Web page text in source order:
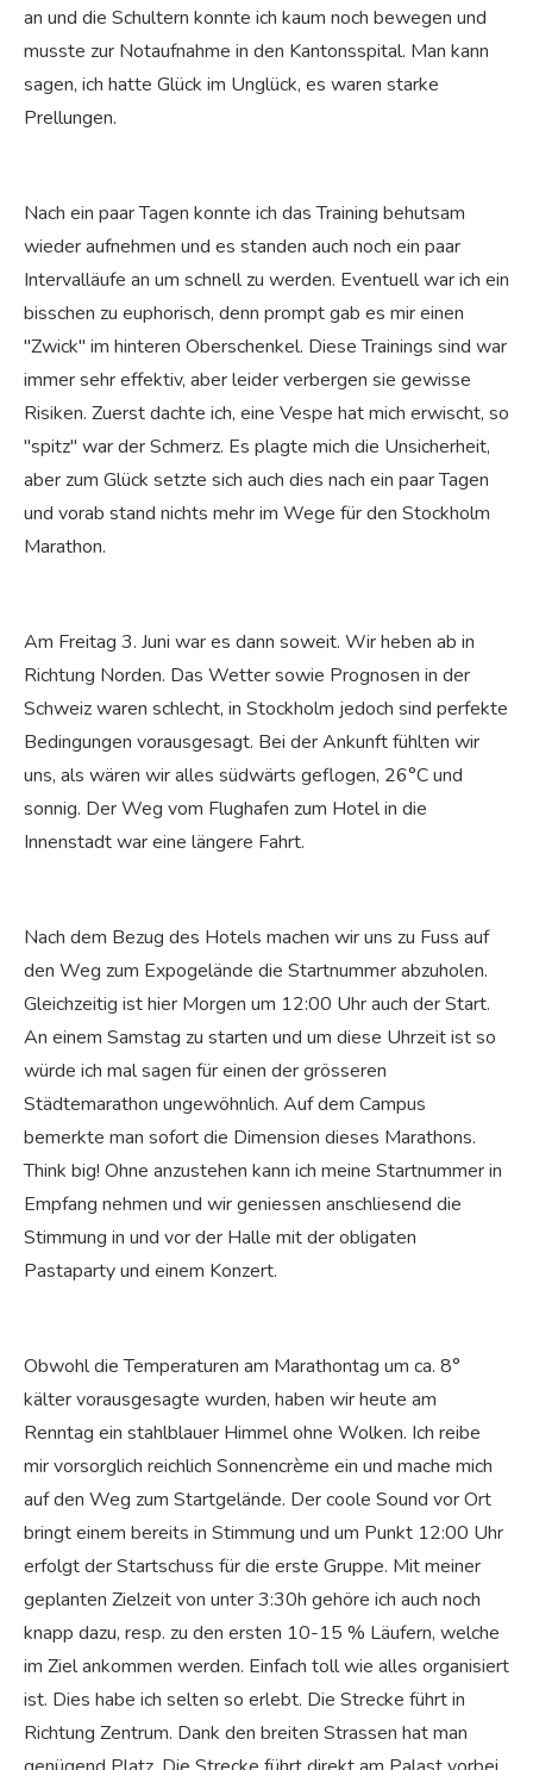
an und die Schultern konnte ich kaum noch bewegen und
musste zur Notaufnahme in den Kantonsspital. Man kann
sagen, ich hatte Glück im Unglück, es waren starke
Prellungen.
Nach ein paar Tagen konnte ich das Training behutsam
wieder aufnehmen und es standen auch noch ein paar
Intervalläufe an um schnell zu werden. Eventuell war ich ein
bisschen zu euphorisch, denn prompt gab es mir einen
"Zwick" im hinteren Oberschenkel. Diese Trainings sind war
immer sehr effektiv, aber leider verbergen sie gewisse
Risiken. Zuerst dachte ich, eine Vespe hat mich erwischt, so
"spitz" war der Schmerz. Es plagte mich die Unsicherheit,
aber zum Glück setzte sich auch dies nach ein paar Tagen
und vorab stand nichts mehr im Wege für den Stockholm
Marathon.
Am Freitag 3. Juni war es dann soweit. Wir heben ab in
Richtung Norden. Das Wetter sowie Prognosen in der
Schweiz waren schlecht, in Stockholm jedoch sind perfekte
Bedingungen vorausgesagt. Bei der Ankunft fühlten wir
uns, als wären wir alles südwärts geflogen, 26°C und
sonnig. Der Weg vom Flughafen zum Hotel in die
Innenstadt war eine längere Fahrt.
Nach dem Bezug des Hotels machen wir uns zu Fuss auf
den Weg zum Expogelände die Startnummer abzuholen.
Gleichzeitig ist hier Morgen um 12:00 Uhr auch der Start.
An einem Samstag zu starten und um diese Uhrzeit ist so
würde ich mal sagen für einen der grösseren
Städtemarathon ungewöhnlich. Auf dem Campus
bemerkte man sofort die Dimension dieses Marathons.
Think big! Ohne anzustehen kann ich meine Startnummer in
Empfang nehmen und wir geniessen anschliesend die
Stimmung in und vor der Halle mit der obligaten
Pastaparty und einem Konzert.
Obwohl die Temperaturen am Marathontag um ca. 8°
kälter vorausgesagte wurden, haben wir heute am
Renntag ein stahlblauer Himmel ohne Wolken. Ich reibe
mir vorsorglich reichlich Sonnencrème ein und mache mich
auf den Weg zum Startgelände. Der coole Sound vor Ort
bringt einem bereits in Stimmung und um Punkt 12:00 Uhr
erfolgt der Startschuss für die erste Gruppe. Mit meiner
geplanten Zielzeit von unter 3:30h gehöre ich auch noch
knapp dazu, resp. zu den ersten 10-15 % Läufern, welche
im Ziel ankommen werden. Einfach toll wie alles organisiert
ist. Dies habe ich selten so erlebt. Die Strecke führt in
Richtung Zentrum. Dank den breiten Strassen hat man